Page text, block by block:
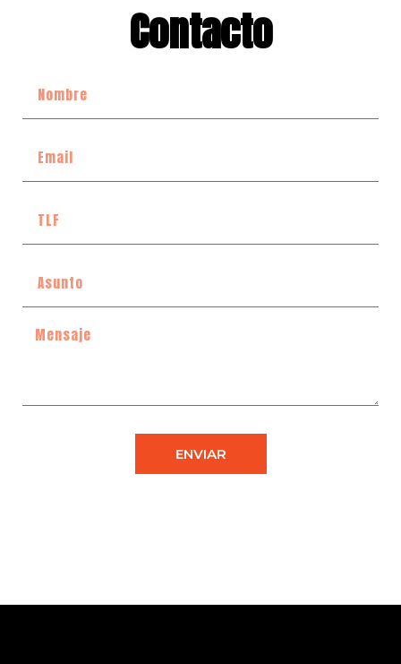
Contacto
ENVIAR